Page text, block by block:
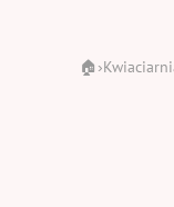
🏠 ›